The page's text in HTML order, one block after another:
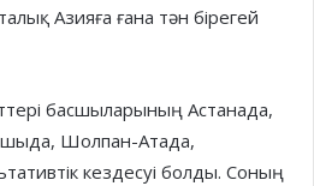
Азияға ғана тән бірегей
бас­шы­ларының Астанада,
Шолпан-Атада,
кез­десуі болды. Соның